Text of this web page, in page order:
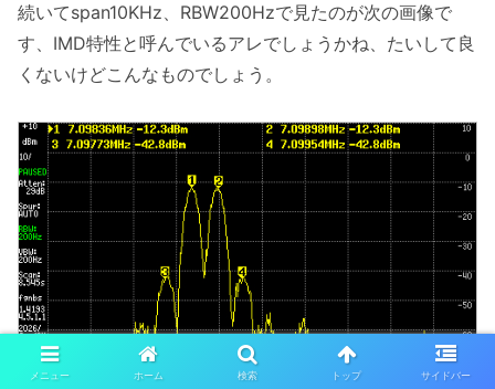
続いてspan10KHz、RBW200Hzで見たのが次の画像で
す、IMD特性と呼んでいるアレでしょうかね、たいして良
くないけどこんなものでしょう。
メニュー ホーム 検索 トップ サイドバー